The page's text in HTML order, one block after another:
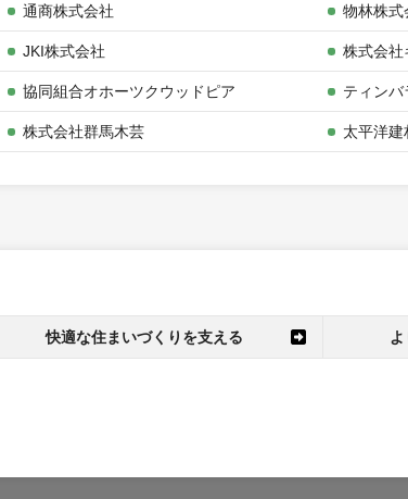
通商株式会社 物林株式
JKI株式会社 株式会社
協同組合オホーツクウッドピア ティンバ
株式会社群馬木芸 太平洋建
快適な住まいづくりを支える